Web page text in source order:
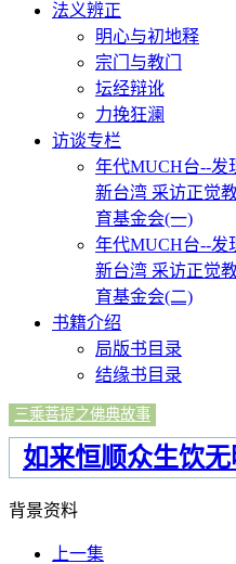
法义辨正
明心与初地释
宗门与教门
坛经辩讹
力挽狂澜
访谈专栏
年代MUCH台--发
新台湾 采访正觉
育基金会(一)
年代MUCH台--发
新台湾 采访正觉
育基金会(二)
书籍介绍
局版书目录
结缘书目录
三乘菩提之佛典故事
如来恒顺众生饮
背景资料
上一集